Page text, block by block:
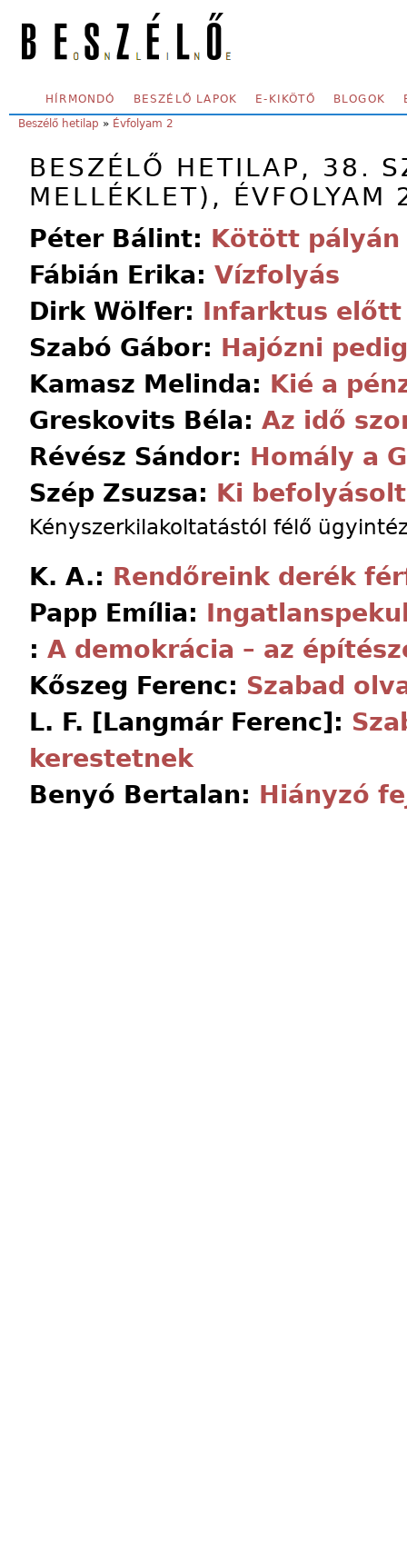
SECONDARY MENU
HÍRMONDÓ BESZÉLŐ LAPOK E-KIKÖTŐ BLOGOK
YOU ARE HERE:
Beszélő hetilap » Évfolyam 2
BESZÉLŐ HETILAP, 38.
MELLÉKLET),
Péter Bálint: Kötött pályán
Fábián Erika: Vízfolyás
Dirk Wölfer: Infarktus előtt
Szabó Gábor: Hajózni
Kamasz Melinda: Kié a
Greskovits Béla: Az idő
Révész Sándor: Homály a
Szép Zsuzsa: Ki
Kényszerkilakoltatástól félő
K. A.: Rendőreink derék
Papp Emília:
: A demokrácia – az
Kőszeg Ferenc: Szabad
L. F. [Langmár Ferenc]:
kerestetnek
Benyó Bertalan: Hiányzó